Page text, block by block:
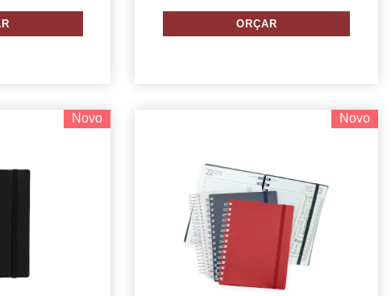
Novo Novo